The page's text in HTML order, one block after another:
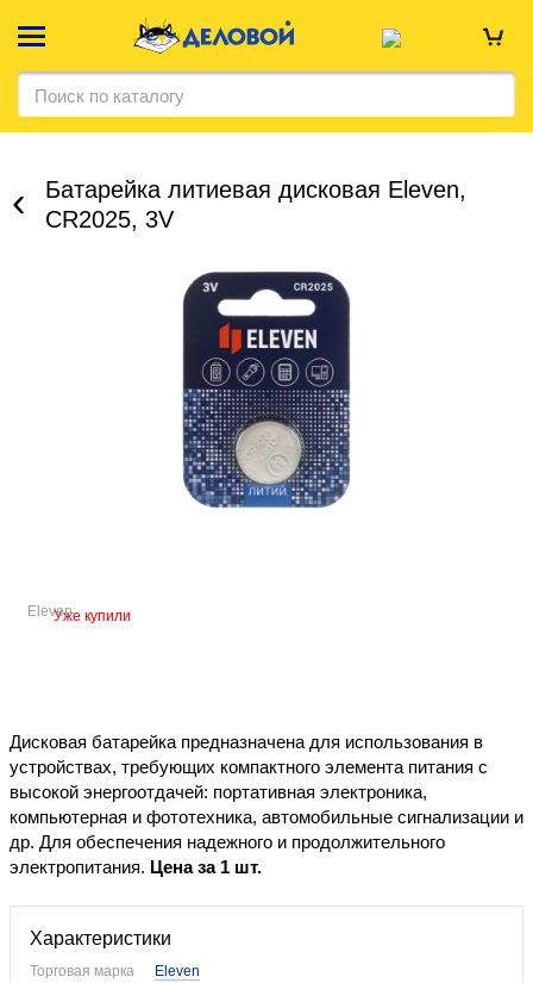
Батарейка литиевая дисковая Eleven,
CR2025, 3V
Eleven
Уже купили
Дисковая батарейка предназначена для использования в
устройствах, требующих компактного элемента питания с
высокой энергоотдачей: портативная электроника,
компьютерная и фототехника, автомобильные сигнализации и
др. Для обеспечения надежного и продолжительного
электропитания. Цена за 1 шт.
Характеристики
Торговая марка Eleven